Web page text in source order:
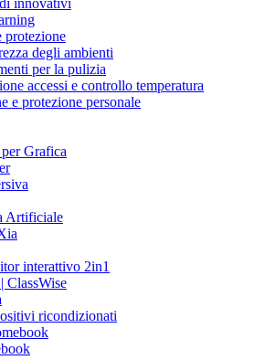
protezione
degli ambienti
per la pulizia
accessi e controllo temperatura
e protezione personale
Grafica
Artificiale
interattivo 2in1
ClassWise
ricondizionati